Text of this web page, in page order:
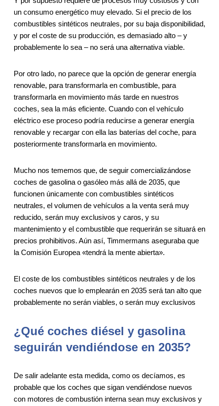
un consumo energético muy elevado. Si el precio de los
combustibles sintéticos neutrales, por su baja disponibilidad,
y por el coste de su producción, es demasiado alto – y
probablemente lo sea – no será una alternativa viable.
Por otro lado, no parece que la opción de generar energía
renovable, para transformarla en combustible, para
transformarla en movimiento más tarde en nuestros
coches, sea la más eficiente. Cuando con el vehículo
eléctrico ese proceso podría reducirse a generar energía
renovable y recargar con ella las baterías del coche, para
posteriormente transformarla en movimiento.
Mucho nos tememos que, de seguir comercializándose
coches de gasolina o gasóleo más allá de 2035, que
funcionen únicamente con combustibles sintéticos
neutrales, el volumen de vehículos a la venta será muy
reducido, serán muy exclusivos y caros, y su
mantenimiento y el combustible que requerirán se situará en
precios prohibitivos. Aún así, Timmermans aseguraba que
la Comisión Europea «tendrá la mente abierta».
El coste de los combustibles sintéticos neutrales y de los
coches nuevos que lo emplearán en 2035 será tan alto que
probablemente no serán viables, o serán muy exclusivos
¿Qué coches diésel y gasolina
seguirán vendiéndose en 2035?
De salir adelante esta medida, como os decíamos, es
probable que los coches que sigan vendiéndose nuevos
con motores de combustión interna sean muy exclusivos y